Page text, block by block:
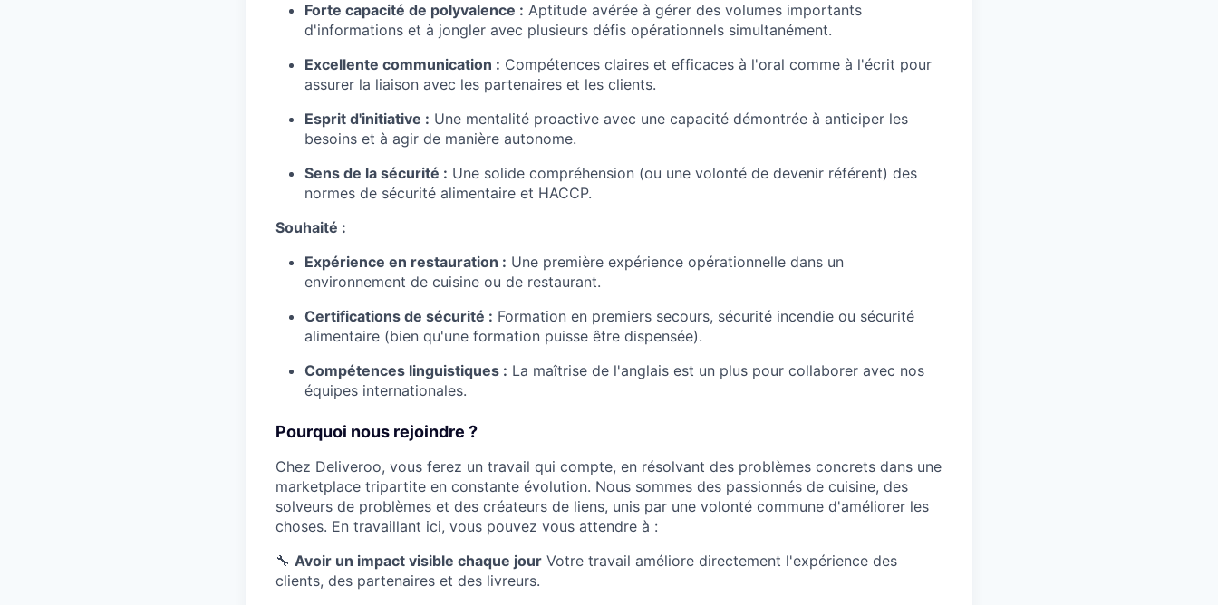
Forte capacité de polyvalence : Aptitude avérée à gérer des volumes importants
d'informations et à jongler avec plusieurs défis opérationnels simultanément.
Excellente communication : Compétences claires et efficaces à l'oral comme à l'écrit pour
assurer la liaison avec les partenaires et les clients.
Esprit d'initiative : Une mentalité proactive avec une capacité démontrée à anticiper les
besoins et à agir de manière autonome.
Sens de la sécurité : Une solide compréhension (ou une volonté de devenir référent) des
normes de sécurité alimentaire et HACCP.
Souhaité :
Expérience en restauration : Une première expérience opérationnelle dans un
environnement de cuisine ou de restaurant.
Certifications de sécurité : Formation en premiers secours, sécurité incendie ou sécurité
alimentaire (bien qu'une formation puisse être dispensée).
Compétences linguistiques : La maîtrise de l'anglais est un plus pour collaborer avec nos
équipes internationales.
Pourquoi nous rejoindre ?
Chez Deliveroo, vous ferez un travail qui compte, en résolvant des problèmes concrets dans une
marketplace tripartite en constante évolution. Nous sommes des passionnés de cuisine, des
solveurs de problèmes et des créateurs de liens, unis par une volonté commune d'améliorer les
choses. En travaillant ici, vous pouvez vous attendre à :
🔧 Avoir un impact visible chaque jour Votre travail améliore directement l'expérience des
clients, des partenaires et des livreurs.